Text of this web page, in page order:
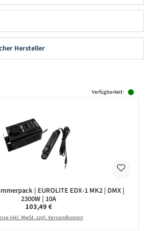
Hersteller
Verfügbarkeit:
| EUROLITE EDX-1 MK2 | DMX |
2300W | 10A
Regulärer Preis:
103,49 €
inkl. MwSt. zzgl. Versandkosten